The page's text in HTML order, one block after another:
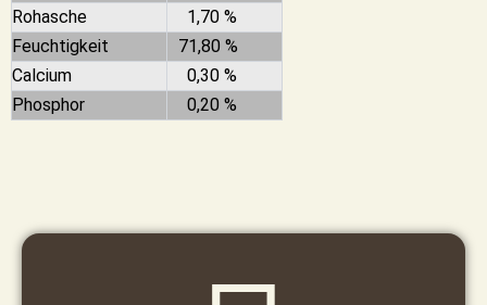
Rohasche
1,70 %
Feuchtigkeit
71,80 %
Calcium
0,30 %
Phosphor
0,20 %